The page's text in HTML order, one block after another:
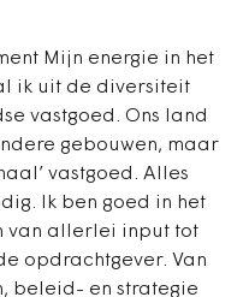
Mijn energie in het
ik uit de diversiteit
vastgoed. Ons land
gebouwen, maar
vastgoed. Alles
Ik ben goed in het
van allerlei input tot
opdrachtgever. Van
beleid- en strategie